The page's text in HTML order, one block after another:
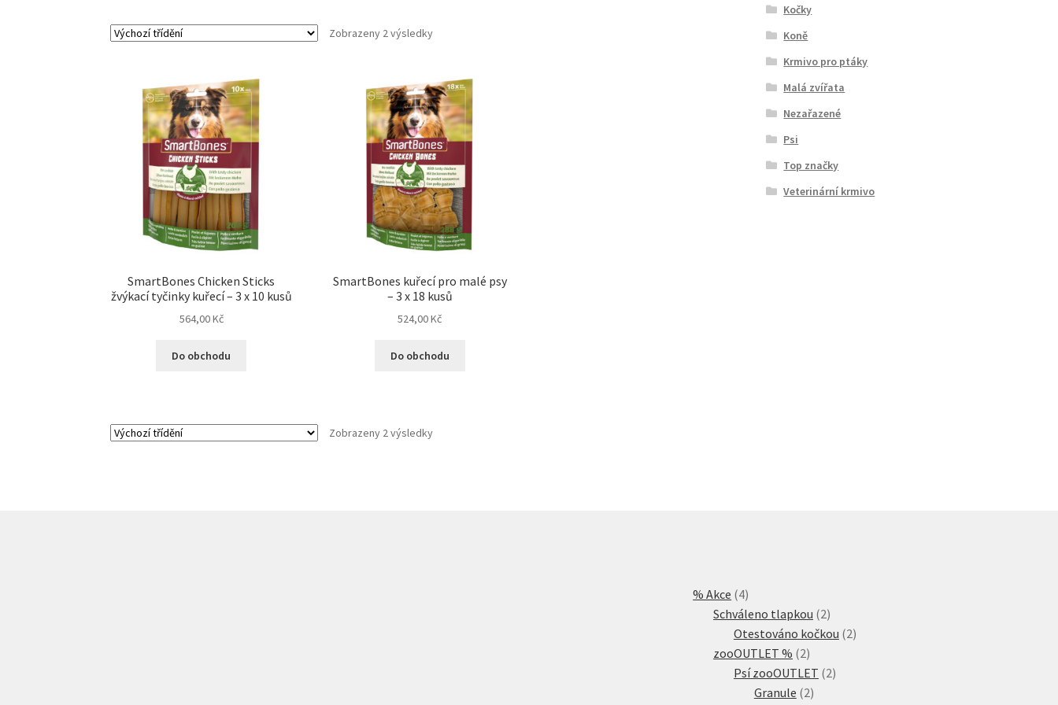
Zobrazeny 2 výsledky
SmartBones Chicken Sticks
žvýkací tyčinky kuřecí – 3 x 10 kusů
564,00Kč
Do obchodu
SmartBones kuřecí pro malé psy
– 3 x 18 kusů
524,00Kč
Do obchodu
Zobrazeny 2 výsledky
Kočky
Koně
Krmivo pro ptáky
Malá zvířata
Nezařazené
Psi
Top značky
Veterinární krmivo
% Akce 44
produkty
Schváleno tlapkou 22
produkty
Otestováno kočkou 22
zooOUTLET % 22
produkty
Psí zooOUTLET 22
Granule 22